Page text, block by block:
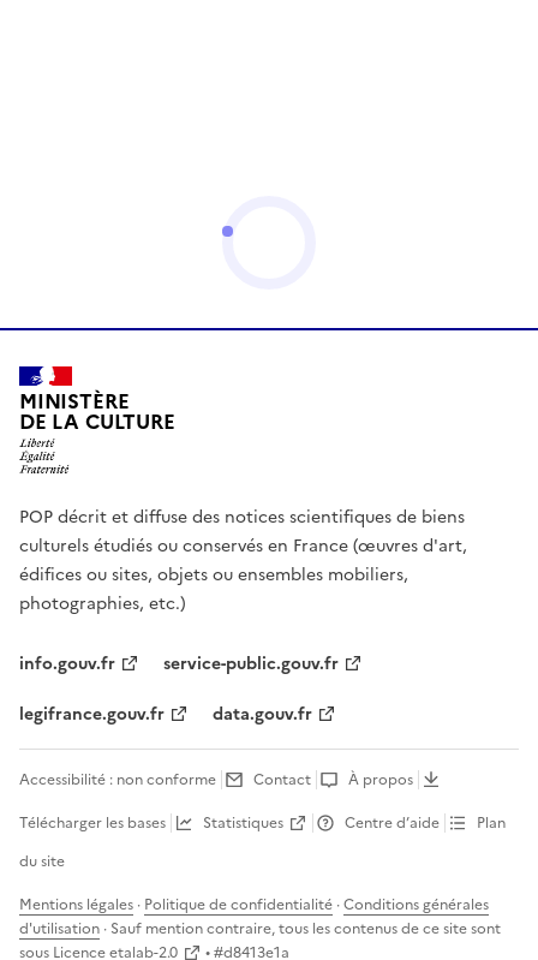
MINISTÈRE
DE LA CULTURE
POP décrit et diffuse des notices scientifiques de biens
culturels étudiés ou conservés en France (œuvres d'art,
édifices ou sites, objets ou ensembles mobiliers,
photographies, etc.)
info.gouv.fr
service-public.gouv.fr
legifrance.gouv.fr
data.gouv.fr
Accessibilité : non conforme Contact
À propos
Télécharger les bases
Statistiques Centre d’aide
Plan
du site
Mentions légales · Politique de confidentialité ·Conditions générales
d'utilisation · Sauf mention contraire, tous les contenus de ce site sont
sous Licence etalab-2.0 • #d8413e1a